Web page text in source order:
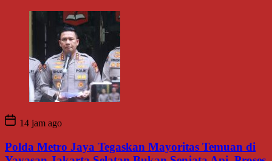
14 jam ago
Polda Metro Jaya Tegaskan Mayoritas Temuan di